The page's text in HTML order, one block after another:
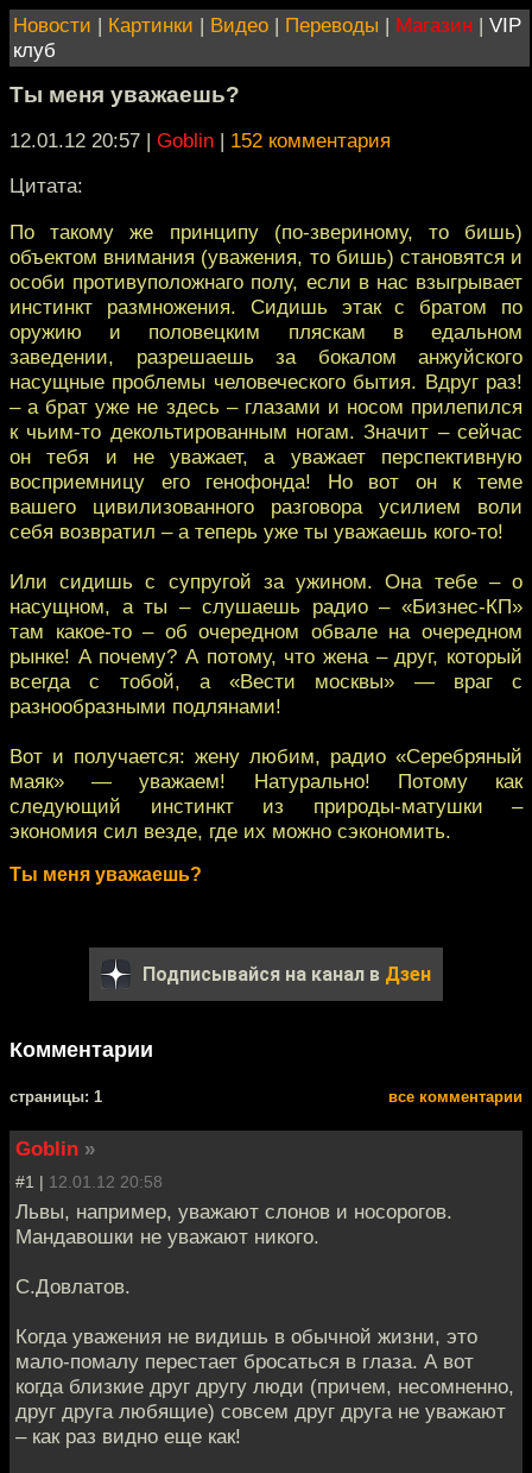
Новости | Картинки | Видео | Переводы | Магазин | VIP
клуб
Ты меня уважаешь?
12.01.12 20:57 | Goblin | 152 комментария
Цитата:
По такому же принципу (по-звериному, то бишь)
объектом внимания (уважения, то бишь) становятся и
особи противуположнаго полу, если в нас взыгрывает
инстинкт размножения. Сидишь этак с братом по
оружию и половецким пляскам в едальном
заведении, разрешаешь за бокалом анжуйского
насущные проблемы человеческого бытия. Вдруг раз!
– а брат уже не здесь – глазами и носом прилепился
к чьим-то декольтированным ногам. Значит – сейчас
он тебя и не уважает, а уважает перспективную
восприемницу его генофонда! Но вот он к теме
вашего цивилизованного разговора усилием воли
себя возвратил – а теперь уже ты уважаешь кого-то!
Или сидишь с супругой за ужином. Она тебе – о
насущном, а ты – слушаешь радио – «Бизнес-КП»
там какое-то – об очередном обвале на очередном
рынке! А почему? А потому, что жена – друг, который
всегда с тобой, а «Вести москвы» — враг с
разнообразными подлянами!
Вот и получается: жену любим, радио «Серебряный
маяк» — уважаем! Натурально! Потому как
следующий инстинкт из природы-матушки –
экономия сил везде, где их можно сэкономить.
Ты меня уважаешь?
Подписывайся на канал в Дзен
Комментарии
cтраницы: 1 все комментарии
Goblin »
#1 | 12.01.12 20:58
Львы, например, уважают слонов и носорогов.
Мандавошки не уважают никого.
С.Довлатов.
Когда уважения не видишь в обычной жизни, это
мало-помалу перестает бросаться в глаза. А вот
когда близкие друг другу люди (причем, несомненно,
друг друга любящие) совсем друг друга не уважают
– как раз видно еще как!